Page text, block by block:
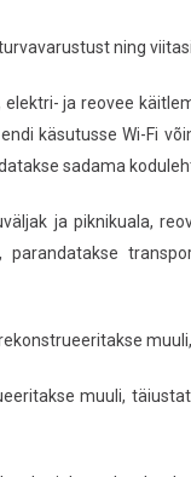
ning
elektri- ja reovee
käsutusse Wi-Fi
sadama
ja piknikuala,
muuli,